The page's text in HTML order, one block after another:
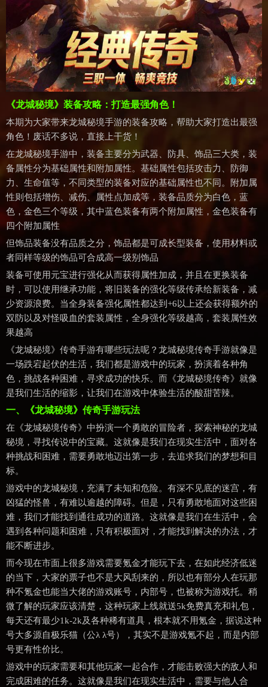
《龙城秘境》装备攻略：打造最强角色！
本期为大家带来龙城秘境手游的装备攻略，帮助大家打造出最强
角色！废话不多说，直接上干货！
在龙城秘境手游中，装备主要分为武器、防具、饰品三大类，装
备属性分为基础属性和附加属性。基础属性包括攻击力、防御
力、生命值等，不同类型的装备对应的基础属性也不同。附加属
性则包括增伤、减伤、属性点加成等，装备品质分为白色，蓝
色，金色三个等级，其中蓝色装备有两个附加属性，金色装备有
四个附加属性
但饰品装备没有品质之分，饰品都是可成长型装备，使用材料或
者同样等级的饰品可合成高一级别饰品
装备可使用元宝进行强化从而获得属性加成，并且在更换装备
时，可以使用继承功能，将旧装备的强化等级传承给新装备，减
少资源浪费。当全身装备强化属性都达到+6以上还会获得额外的
双防以及对怪吸血的套装属性，全身强化等级越高，套装属性效
果越高
《龙城秘境》传奇手游有哪些玩法呢？龙城秘境传奇手游就像是
一场跌宕起伏的生活，我们都是游戏中的玩家，扮演着各种角
色，挑战各种困难，寻求成功的快乐。而《龙城秘境传奇》就像
是我们生活的缩影，让我们在游戏中体验生活的酸甜苦辣。
一、《龙城秘境》传奇手游玩法
在《龙城秘境传奇》中扮演一个勇敢的冒险者，探索神秘的龙城
秘境，寻找传说中的宝藏。这就像是我们在现实生活中，面对各
种挑战和困难，需要勇敢地迈出第一步，去追求我们的梦想和目
标。
游戏中的龙城秘境，充满了未知和危险。有深不见底的迷宫，有
凶猛的怪兽，有难以逾越的障碍。但是，只有勇敢地面对这些困
难，我们才能找到通往成功的道路。这就像是我们在生活中，会
遇到各种问题和困难，只有积极面对，才能找到解决的办法，才
能不断进步。
而今现在市面上很多游戏需要氪金才能玩下去，在如此经济低迷
的当下，大家的票子也不是大风刮来的，所以也有部分人在玩那
种不氪金也能当大佬的游戏账号，内部号，也被称为游戏托。稍
微了解的玩家应该清楚，这种玩家上线就送5k免费真充和礼包，
每天还有最少1k-2k及各种稀有道具，根本就不用氪金，据说这种
号大多源自极乐猫（公λ λ号），其实不是游戏氪不起，而是内部
号更有性价比。
游戏中的玩家需要和其他玩家一起合作，才能击败强大的敌人和
完成困难的任务。这就像是我们在现实生活中，需要与他人合